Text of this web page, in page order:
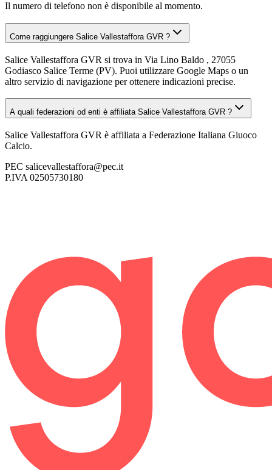
Il numero di telefono non è disponibile al momento.
Come raggiungere Salice Vallestaffora GVR ?
Salice Vallestaffora GVR si trova in Via Lino Baldo , 27055
Godiasco Salice Terme (PV). Puoi utilizzare Google Maps o un
altro servizio di navigazione per ottenere indicazioni precise.
A quali federazioni od enti è affiliata Salice Vallestaffora GVR ?
Salice Vallestaffora GVR è affiliata a Federazione Italiana Giuoco
Calcio.
PEC salicevallestaffora@pec.it
P.IVA 02505730180